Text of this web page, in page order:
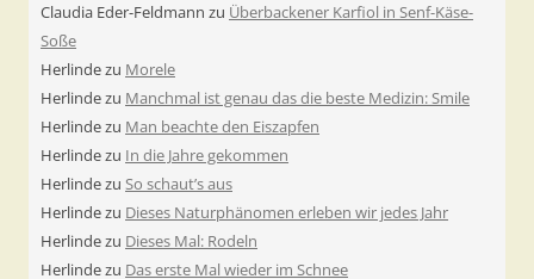
Claudia Eder-Feldmann zu Überbackener Karfiol in Senf-Käse-
Soße
Herlindezu Morele
Herlindezu Manchmal ist genau das die beste Medizin: Smile
Herlindezu Man beachte den Eiszapfen
Herlindezu In die Jahre gekommen
Herlindezu So schaut’s aus
Herlindezu Dieses Naturphänomen erleben wir jedes Jahr
Herlindezu Dieses Mal: Rodeln
Herlindezu Das erste Mal wieder im Schnee